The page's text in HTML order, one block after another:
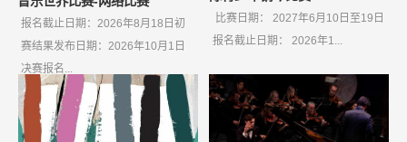
报名截止日期：2026年8月18日初
赛结果发布日期：2026年10月1日
决赛报名...
比赛日期： 2027年6月10日至19日
报名截止日期： 2026年1...